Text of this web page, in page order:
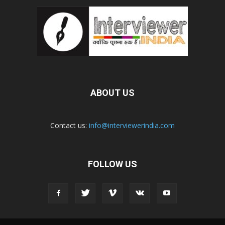
ABOUT US
Contact us: info@interviewerindia.com
FOLLOW US